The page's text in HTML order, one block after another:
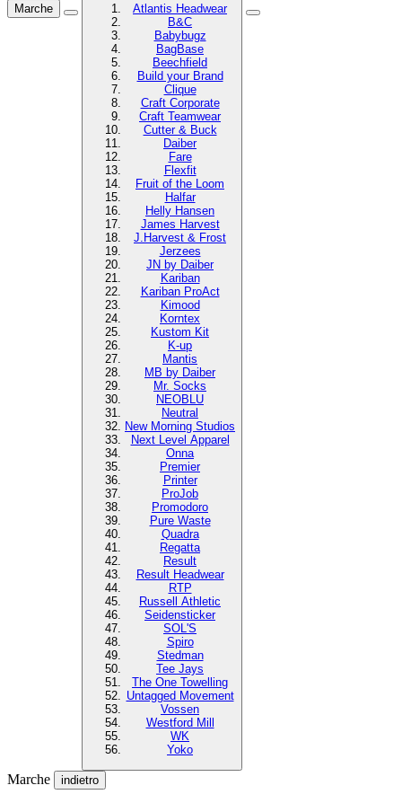
Marche
Atlantis Headwear
B&C
Babybugz
BagBase
Beechfield
Build your Brand
Clique
Craft Corporate
Craft Teamwear
Cutter & Buck
Daiber
Fare
Flexfit
Fruit of the Loom
Halfar
Helly Hansen
James Harvest
J.Harvest & Frost
Jerzees
JN by Daiber
Kariban
Kariban ProAct
Kimood
Korntex
Kustom Kit
K-up
Mantis
MB by Daiber
Mr. Socks
NEOBLU
Neutral
New Morning Studios
Next Level Apparel
Onna
Premier
Printer
ProJob
Promodoro
Pure Waste
Quadra
Regatta
Result
Result Headwear
RTP
Russell Athletic
Seidensticker
SOL'S
Spiro
Stedman
Tee Jays
The One Towelling
Untagged Movement
Vossen
Westford Mill
WK
Yoko
Marche indietro